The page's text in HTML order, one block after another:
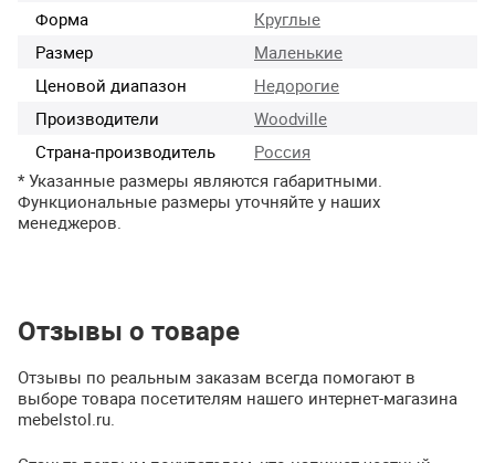
Форма
Круглые
Размер
Маленькие
Ценовой диапазон
Недорогие
Производители
Woodville
Страна-производитель
Россия
* Указанные размеры являются габаритными.
Функциональные размеры уточняйте у наших
менеджеров.
Отзывы о товаре
Отзывы по реальным заказам всегда помогают в
выборе товара посетителям нашего интернет-магазина
mebelstol.ru.